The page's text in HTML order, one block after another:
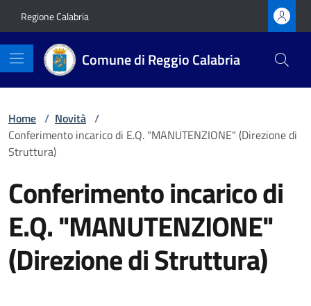
Regione Calabria
Comune di Reggio Calabria
Home / Novità /
Conferimento incarico di E.Q. "MANUTENZIONE" (Direzione di
Struttura)
Conferimento incarico di
E.Q. "MANUTENZIONE"
(Direzione di Struttura)